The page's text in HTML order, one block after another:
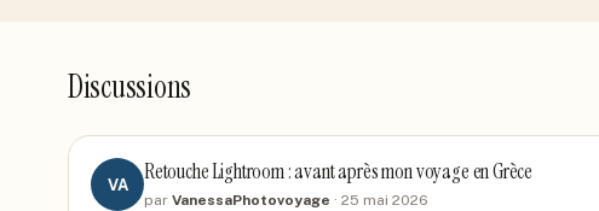
Discussions
VA Retouche Lightroom : avant après mon voyage en Grèce
par VanessaPhotovoyage · 25 mai 2026